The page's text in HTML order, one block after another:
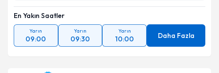
En Yakın Saatler
Yarın
09:00
Yarın
09:30
Yarın
10:00 Daha Fazla